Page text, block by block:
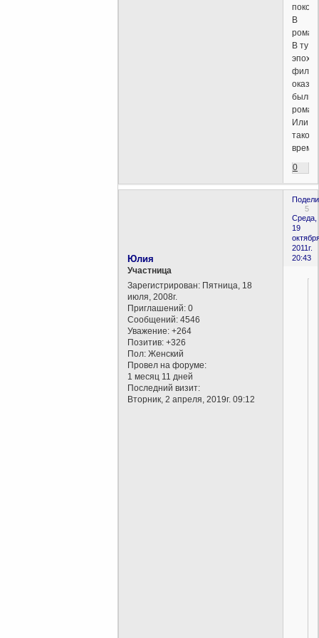
покоя.
В
В ту
эпоху
были
Или,
такое
0
5
Среда,
19
2011г.
20:43
Юлия
Участница
Зарегистрирован: Пятница, 18
июля, 2008г.
Приглашений: 0
Сообщений: 4546
Уважение: +264
Позитив: +326
Пол: Женский
Провел на форуме:
1 месяц 11 дней
Последний визит:
Вторник, 2 апреля, 2019г. 09:12